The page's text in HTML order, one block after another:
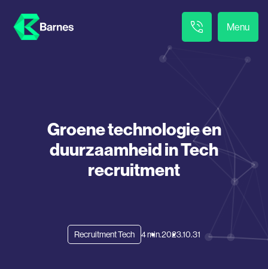
Menu
Groene technologie en
duurzaamheid in Tech
recruitment
Recruitment Tech 4 min.2023.10.31